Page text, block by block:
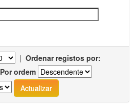
| Ordenar registos por:
Por ordem